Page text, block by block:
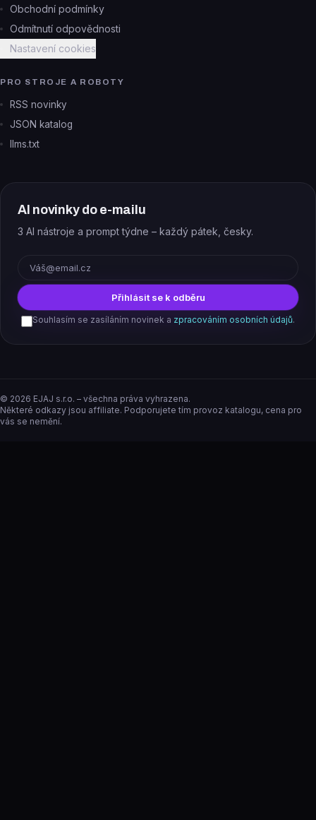
Obchodní podmínky
Odmítnutí odpovědnosti
Nastavení cookies
PRO STROJE A ROBOTY
RSS novinky
JSON katalog
llms.txt
AI novinky do e-mailu
3 AI nástroje a prompt týdne – každý pátek, česky.
Přihlásit se k odběru
Souhlasím se zasíláním novinek a zpracováním osobních údajů.
© 2026 EJAJ s.r.o. – všechna práva vyhrazena.
Některé odkazy jsou affiliate. Podporujete tím provoz katalogu, cena pro
vás se nemění.